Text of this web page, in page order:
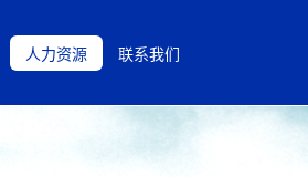
人力资源 联系我们